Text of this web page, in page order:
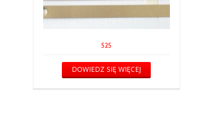
525
DOWIEDZ SIĘ WIĘCEJ